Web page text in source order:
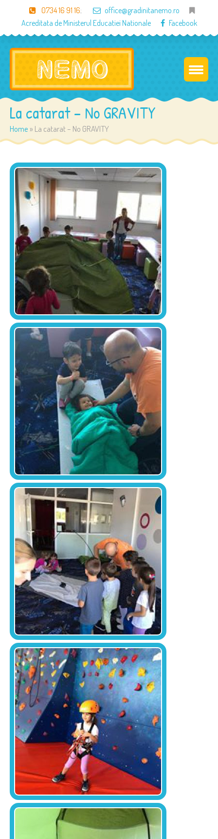
0734 16 91 16;
office@gradinitanemo.ro
Acreditata de Ministerul Educatiei Nationale
Facebook
La catarat – No GRAVITY
Home » La catarat – No GRAVITY